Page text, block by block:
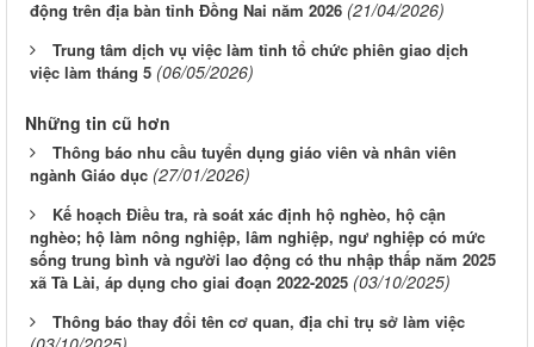
động trên địa bàn tỉnh Đồng Nai năm 2026 (21/04/2026)
Trung tâm dịch vụ việc làm tỉnh tổ chức phiên giao dịch
việc làm tháng 5 (06/05/2026)
Những tin cũ hơn
Thông báo nhu cầu tuyển dụng giáo viên và nhân viên
ngành Giáo dục (27/01/2026)
Kế hoạch Điều tra, rà soát xác định hộ nghèo, hộ cận
nghèo; hộ làm nông nghiệp, lâm nghiệp, ngư nghiệp có mức
sống trung bình và người lao động có thu nhập thấp năm 2025
xã Tà Lài, áp dụng cho giai đoạn 2022-2025 (03/10/2025)
Thông báo thay đổi tên cơ quan, địa chỉ trụ sở làm việc